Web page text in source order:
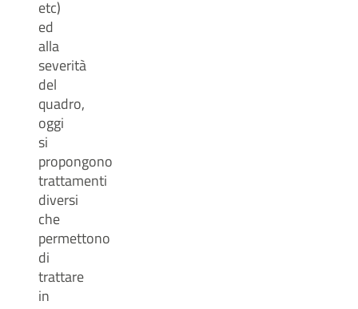
etc)
ed
alla
severità
del
quadro,
oggi
si
propongono
trattamenti
diversi
che
permettono
di
trattare
in